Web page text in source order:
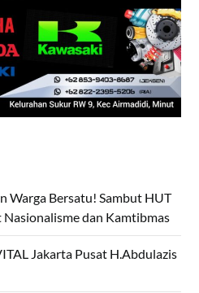
Warga Bersatu! Sambut HUT
Nasionalisme dan Kamtibmas
Jakarta Pusat H.Abdulazis